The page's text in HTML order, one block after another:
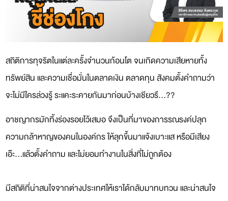
สถิติการทุจริตในแต่ละครั้งจำนวนก้อนโต จนเกิดความเสียหายทั้ง
ทรัพย์สิน และความเชื่อมั่นในตลาดเงิน ตลาดทุน สังคมตั้งคำถามว่า
จะไม่มีใครล่วงรู้ ระแคะระคายกันมาก่อนบ้างเชียวรึ…??
อาชญากรมักทิ้งร่องรอยไว้เสมอ จึงเป็นที่มาของการรณรงค์ปลุก
ความกล้าหาญของคนในองค์กร ให้ลุกขึ้นมาแจ้งเบาะแส หรือมีเสียง
เอ๊ะ…แล้วตั้งคำถาม และไม่ยอมทำงานในสิ่งที่ไม่ถูกต้อง
มีสถิติที่น่าสนใจจากต่างประเทศให้เราได้กลับมาทบทวน และน่าสนใจ